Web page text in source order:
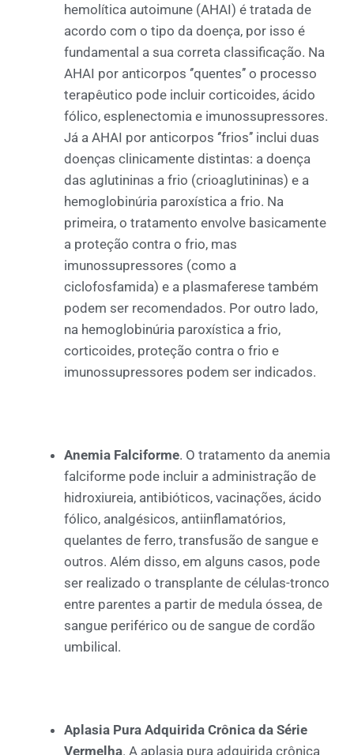
hemolítica autoimune (AHAI) é tratada de
acordo com o tipo da doença, por isso é
fundamental a sua correta classificação. Na
AHAI por anticorpos ‘’quentes’’ o processo
terapêutico pode incluir corticoides, ácido
fólico, esplenectomia e imunossupressores.
Já a AHAI por anticorpos ‘’frios’’ inclui duas
doenças clinicamente distintas: a doença
das aglutininas a frio (crioaglutininas) e a
hemoglobinúria paroxística a frio. Na
primeira, o tratamento envolve basicamente
a proteção contra o frio, mas
imunossupressores (como a
ciclofosfamida) e a plasmaferese também
podem ser recomendados. Por outro lado,
na hemoglobinúria paroxística a frio,
corticoides, proteção contra o frio e
imunossupressores podem ser indicados.
Anemia Falciforme. O tratamento da anemia
falciforme pode incluir a administração de
hidroxiureia, antibióticos, vacinações, ácido
fólico, analgésicos, antiinflamatórios,
quelantes de ferro, transfusão de sangue e
outros. Além disso, em alguns casos, pode
ser realizado o transplante de células-tronco
entre parentes a partir de medula óssea, de
sangue periférico ou de sangue de cordão
umbilical.
Aplasia Pura Adquirida Crônica da Série
Vermelha. A aplasia pura adquirida crônica